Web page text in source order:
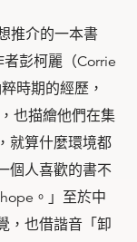
推介的一本書
彭柯麗（Corrie
時期的經歷，
也描繪他們在集
就算什麼環境都
個人喜歡的書不
。」至於中
，也借諧音「卸